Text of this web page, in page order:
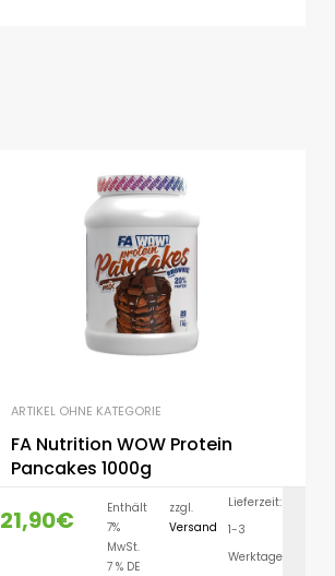
AUSFÜHRUNG WÄHLEN
ARTIKEL OHNE KATEGORIE
FA Nutrition WOW Protein
Pancakes 1000g
21,90€
Enthält
7%
MwSt.
7 % DE
zzgl.
Versand
Lieferzeit:
1-3
Werktage